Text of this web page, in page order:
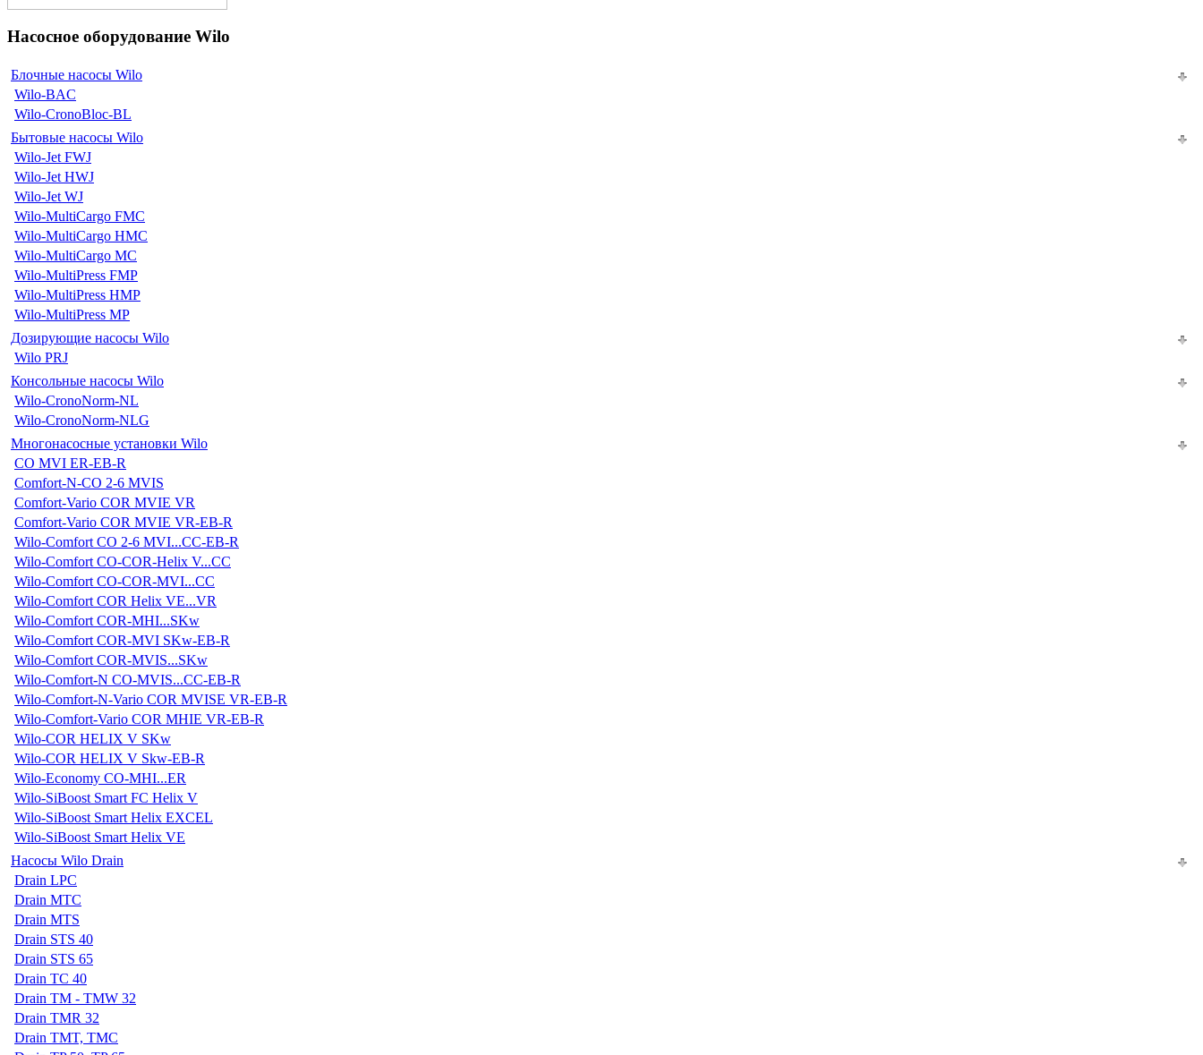
Насосное оборудование Wilo
Блочные насосы Wilo
Wilo-BAC
Wilo-CronoBloc-BL
Бытовые насосы Wilo
Wilo-Jet FWJ
Wilo-Jet HWJ
Wilo-Jet WJ
Wilo-MultiCargo FMC
Wilo-MultiCargo HMC
Wilo-MultiCargo MC
Wilo-MultiPress FMP
Wilo-MultiPress HMP
Wilo-MultiPress MP
Дозирующие насосы Wilo
Wilo PRJ
Консольные насосы Wilo
Wilo-CronoNorm-NL
Wilo-CronoNorm-NLG
Многонасосные установки Wilo
CO MVI ER-EB-R
Comfort-N-CO 2-6 MVIS
Comfort-Vario COR MVIE VR
Comfort-Vario COR MVIE VR-EB-R
Wilo-Comfort CO 2-6 MVI...CC-EB-R
Wilo-Comfort CO-COR-Helix V...CC
Wilo-Comfort CO-COR-MVI...CC
Wilo-Comfort COR Helix VE...VR
Wilo-Comfort COR-MHI...SKw
Wilo-Comfort COR-MVI SKw-EB-R
Wilo-Comfort COR-MVIS...SKw
Wilo-Comfort-N CO-MVIS...CC-EB-R
Wilo-Comfort-N-Vario COR MVISE VR-EB-R
Wilo-Comfort-Vario COR MHIE VR-EB-R
Wilo-COR HELIX V SKw
Wilo-COR HELIX V Skw-EB-R
Wilo-Economy CO-MHI...ER
Wilo-SiBoost Smart FC Helix V
Wilo-SiBoost Smart Helix EXCEL
Wilo-SiBoost Smart Helix VE
Насосы Wilo Drain
Drain LPC
Drain MTC
Drain MTS
Drain STS 40
Drain STS 65
Drain TC 40
Drain TM - TMW 32
Drain TMR 32
Drain TMT, TMC